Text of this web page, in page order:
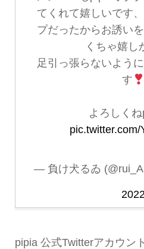
てくれて嬉しいです
プだったからお誘い
くちゃ嬉し
足引っ張らないよう
す
よろしく
— 負け犬るゐ
2022
pipia 公式Twitterアカウン